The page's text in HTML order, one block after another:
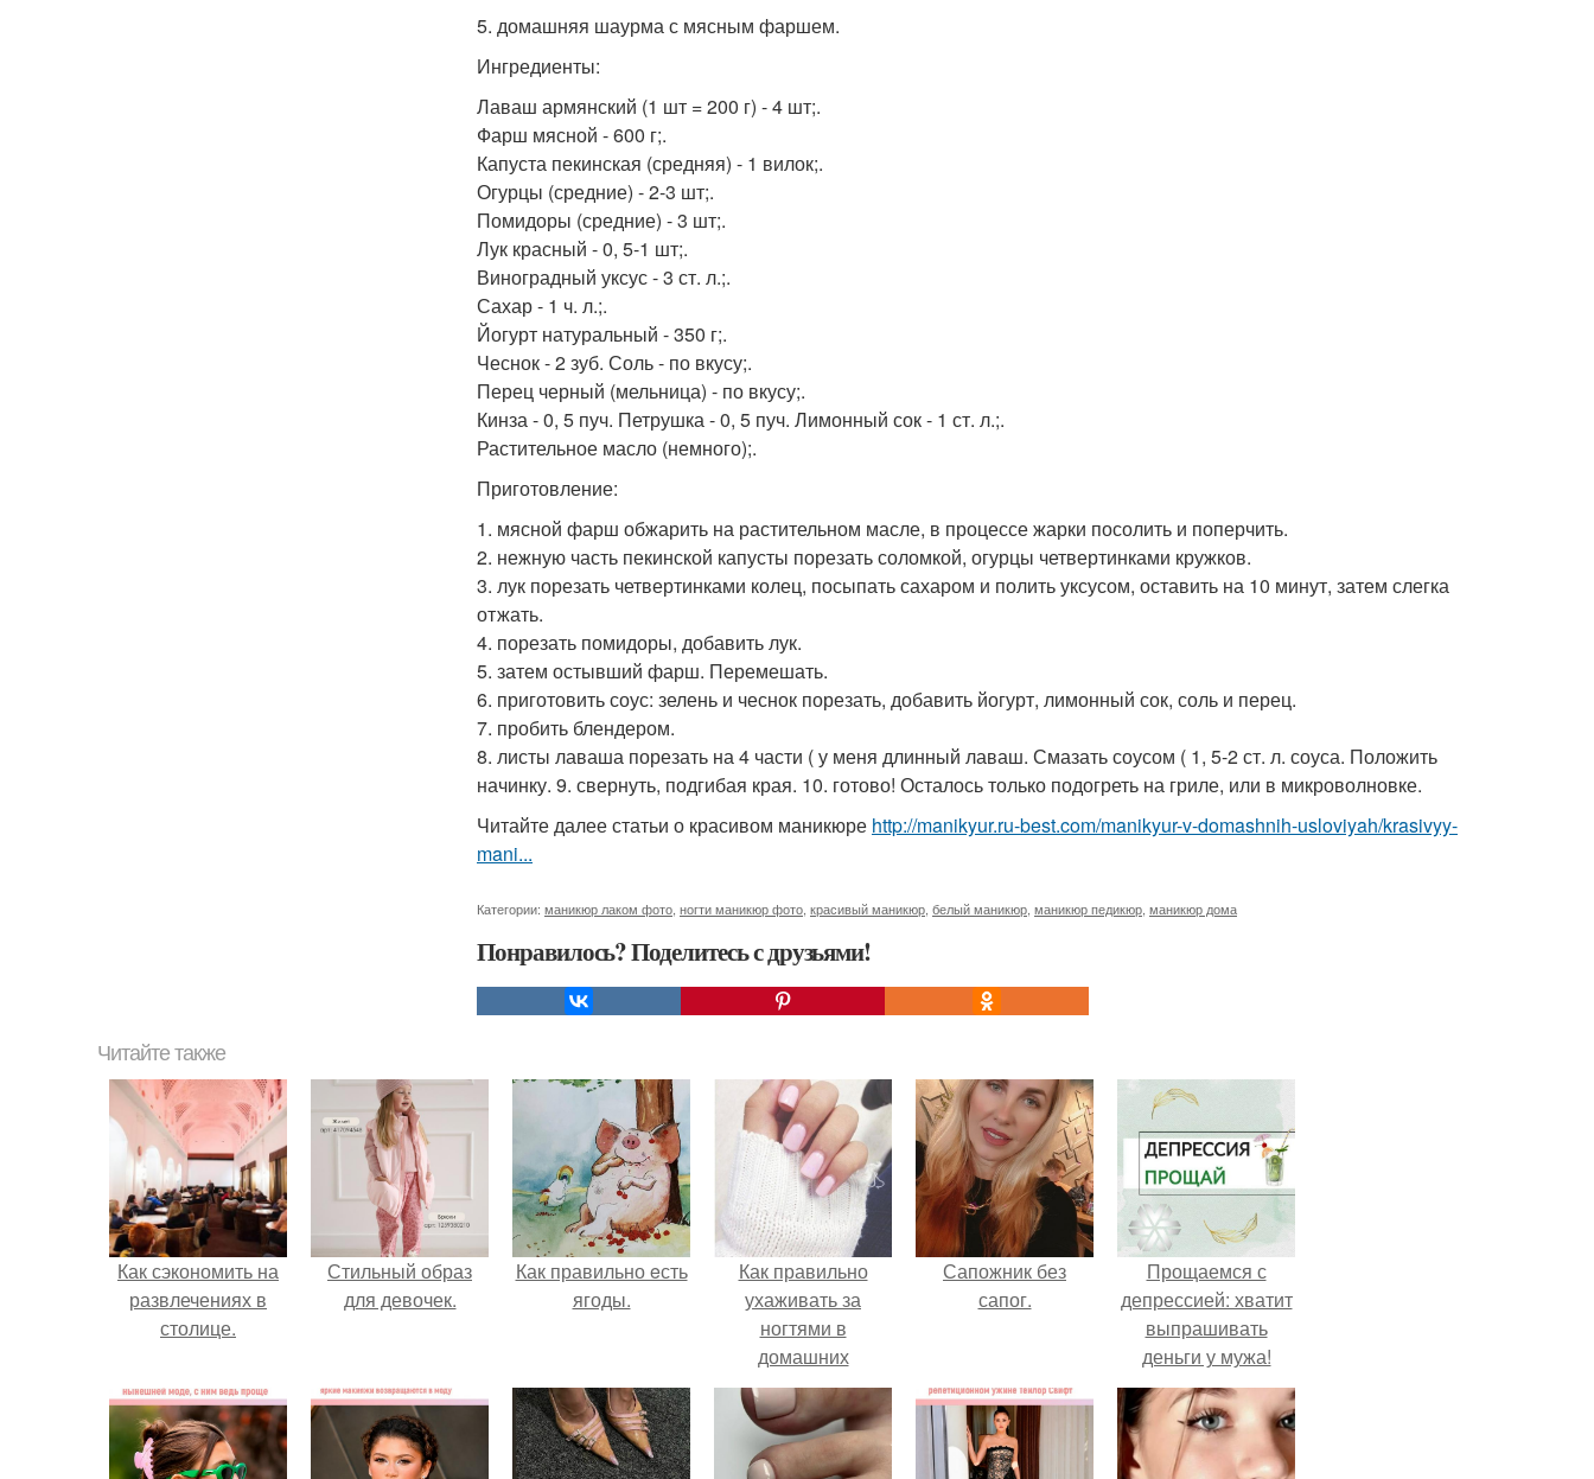
5. домашняя шаурма с мясным фаршем.
Ингредиенты:
Лаваш армянский (1 шт = 200 г) - 4 шт;.
Фарш мясной - 600 г;.
Капуста пекинская (средняя) - 1 вилок;.
Огурцы (средние) - 2-3 шт;.
Помидоры (средние) - 3 шт;.
Лук красный - 0, 5-1 шт;.
Виноградный уксус - 3 ст. л.;.
Сахар - 1 ч. л.;.
Йогурт натуральный - 350 г;.
Чеснок - 2 зуб. Соль - по вкусу;.
Перец черный (мельница) - по вкусу;.
Кинза - 0, 5 пуч. Петрушка - 0, 5 пуч. Лимонный сок - 1 ст. л.;.
Растительное масло (немного);.
Приготовление:
1. мясной фарш обжарить на растительном масле, в процессе жарки посолить и поперчить.
2. нежную часть пекинской капусты порезать соломкой, огурцы четвертинками кружков.
3. лук порезать четвертинками колец, посыпать сахаром и полить уксусом, оставить на 10 минут, затем слегка
отжать.
4. порезать помидоры, добавить лук.
5. затем остывший фарш. Перемешать.
6. приготовить соус: зелень и чеснок порезать, добавить йогурт, лимонный сок, соль и перец.
7. пробить блендером.
8. листы лаваша порезать на 4 части ( у меня длинный лаваш. Смазать соусом ( 1, 5-2 ст. л. соуса. Положить
начинку. 9. свернуть, подгибая края. 10. готово! Осталось только подогреть на гриле, или в микроволновке.
Читайте далее статьи о красивом маникюре http://manikyur.ru-best.com/manikyur-v-domashnih-usloviyah/krasivyy-
mani...
Категории: маникюр лаком фото ногти маникюр фото красивый маникюр белый маникюр маникюр педикюр маникюр дома
Понравилось? Поделитесь с друзьями!
Читайте также
Как сэкономить на
развлечениях в
столице.
Стильный образ
для девочек.
Как правильно eсть
ягоды.
Как правильно
ухаживать за
ногтями в
домашних
условиях?
Сапожник без
сапог.
Прощаемся с
депрессией: хватит
выпрашивать
деньги у мужа!